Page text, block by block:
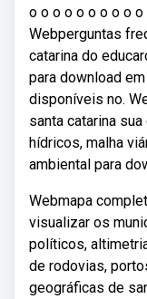
o o o o o o o o o
Webperguntas
catarina do
para download
disponíveis no.
santa catarina
hídricos, malha
ambiental para
Webmapa
visualizar os
políticos,
de rodovias,
geográficas de